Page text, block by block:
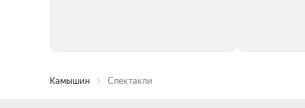
Камышин Спектакли